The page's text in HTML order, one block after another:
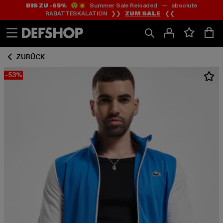
Zum
Inhalt
springen
Zum
Fußzeile
springen
BIS ZU -65%😲💥 Summer Sale Reloaded — absolute
RABATTESKALATION ❯❯ ZUM SALE ❮❮
ZURÜCK
-53%